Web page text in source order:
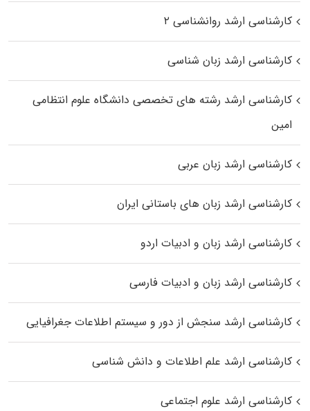
کارشناسی ارشد روانشناسی ۲
کارشناسی ارشد زبان شناسی
کارشناسی ارشد رﺷﺘﻪ ﻫﺎی تخصصی داﻧﺸﮕﺎه ﻋﻠﻮم انتظامی
اﻣﻴﻦ
کارشناسی ارشد زبان عربی
کارشناسی ارشد زبان‌ های باستانی ایران
کارشناسی ارشد زبان و ادبیات اردو
کارشناسی ارشد زبان و ادبیات فارسی
کارشناسی ارشد سنجش از دور و سیستم اطلاعات جغرافیایی
کارشناسی ارشد علم اطلاعات و دانش شناسی
کارشناسی ارشد علوم اجتماعی